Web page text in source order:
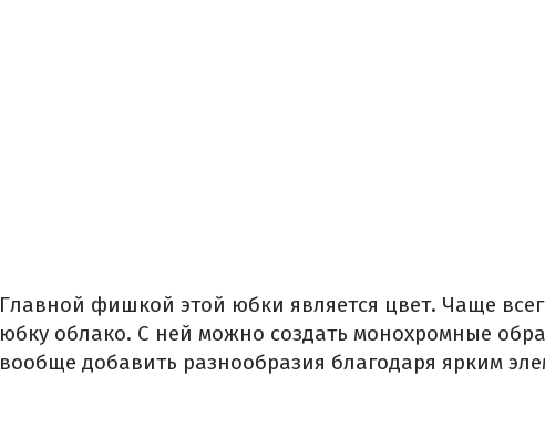
Главной фишкой этой юбки является цвет. Чаще
юбку облако. С ней можно создать монохромные
вообще добавить разнообразия благодаря ярким